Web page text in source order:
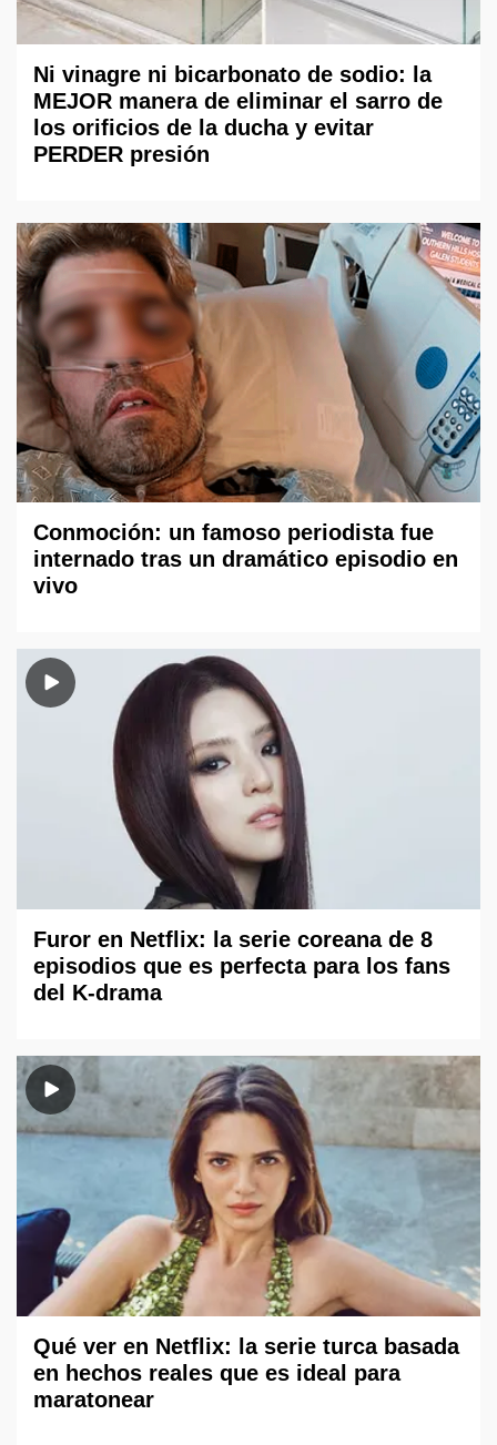
Ni vinagre ni bicarbonato de sodio: la
MEJOR manera de eliminar el sarro de
los orificios de la ducha y evitar
PERDER presión
Conmoción: un famoso periodista fue
internado tras un dramático episodio en
vivo
Furor en Netflix: la serie coreana de 8
episodios que es perfecta para los fans
del K-drama
Qué ver en Netflix: la serie turca basada
en hechos reales que es ideal para
maratonear